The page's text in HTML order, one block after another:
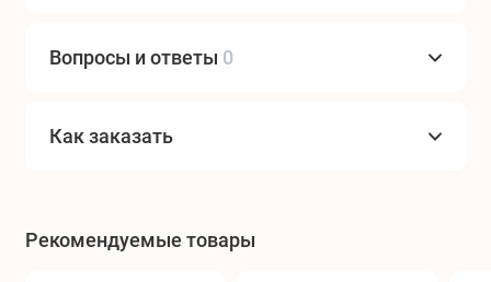
Вопросы и ответы 0
Как заказать
Рекомендуемые товары